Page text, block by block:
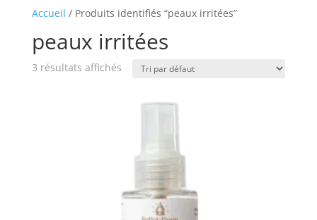
Accueil / Produits identifiés “peaux irritées”
peaux irritées
3 résultats affichés